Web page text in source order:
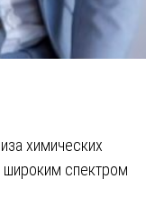
химических
широким спектром